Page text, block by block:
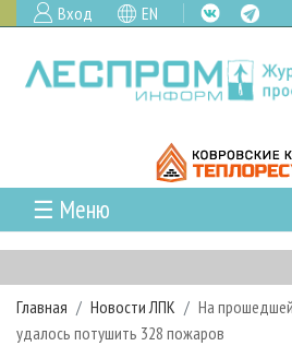
Вход EN
☰ Меню
ГЛАВНАЯ
РУБРИКИ И ТЕМЫ
РУБРИКИ ЖУРНАЛА
НОВОСТИ
Главная Новости ЛПК
На
удалось потушить 328 пожаров